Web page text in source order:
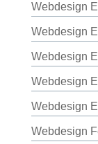
Webdesign
Webdesign
Webdesign
Webdesign
Webdesign
Webdesign